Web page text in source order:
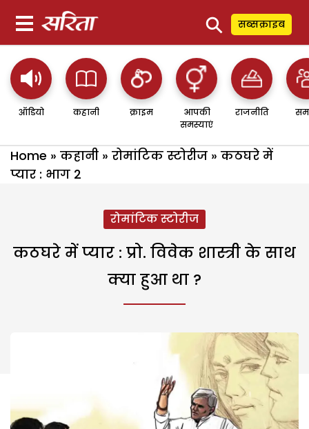
⚲ सब्सक्राइब
ऑडियो कहानी क्राइम
आपकी
समस्याएं
राजनीति
Home » कहानी » रोमांटिक स्टोरीज » कठघरे में
प्यार : भाग 2
रोमांटिक स्टोरीज
कठघरे में प्यार : प्रो. विवेक शास्त्री के साथ
क्या हुआ था ?